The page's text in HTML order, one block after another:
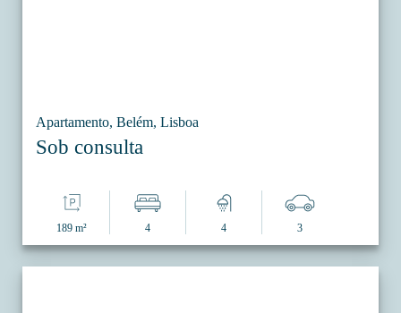
Apartamento, Belém, Lisboa
Sob consulta
189 m² 4 4 3